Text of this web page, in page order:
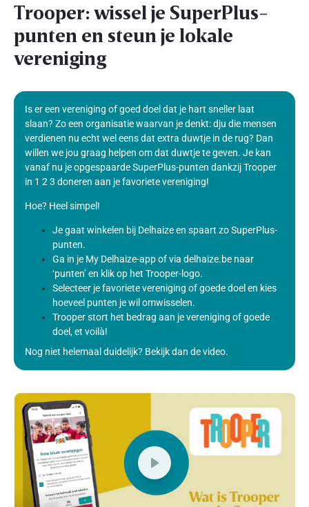
Trooper: wissel je SuperPlus-
punten en steun je lokale
vereniging
Is er een vereniging of goed doel dat je hart sneller laat
slaan? Zo een organisatie waarvan je denkt: dju die mensen
verdienen nu echt wel eens dat extra duwtje in de rug? Dan
willen we jou graag helpen om dat duwtje te geven. Je kan
vanaf nu je opgespaarde SuperPlus-punten dankzij Trooper
in 1 2 3 doneren aan je favoriete vereniging!
Hoe? Heel simpel!
Je gaat winkelen bij Delhaize en spaart zo SuperPlus-
punten.
Ga in je My Delhaize-app of via delhaize.be naar
‘punten’ en klik op het Trooper-logo.
Selecteer je favoriete vereniging of goede doel en kies
hoeveel punten je wil omwisselen.
Trooper stort het bedrag aan je vereniging of goede
doel, et voilà!
Nog niet helemaal duidelijk? Bekijk dan de video.